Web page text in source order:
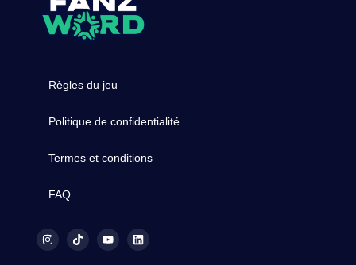
Règles du jeu
Politique de confidentialité
Termes et conditions
FAQ